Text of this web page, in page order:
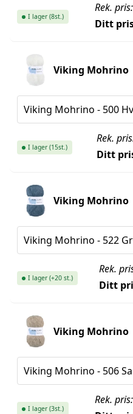
Rek. pris:
Ditt
I lager (8st.)
Viking Mohrino
Rek.
Ditt
I lager (15st.)
Viking Mohrino
Rek.
Ditt
I lager (+20 st.)
Viking Mohrino
Rek. pris:
I lager (3st.)